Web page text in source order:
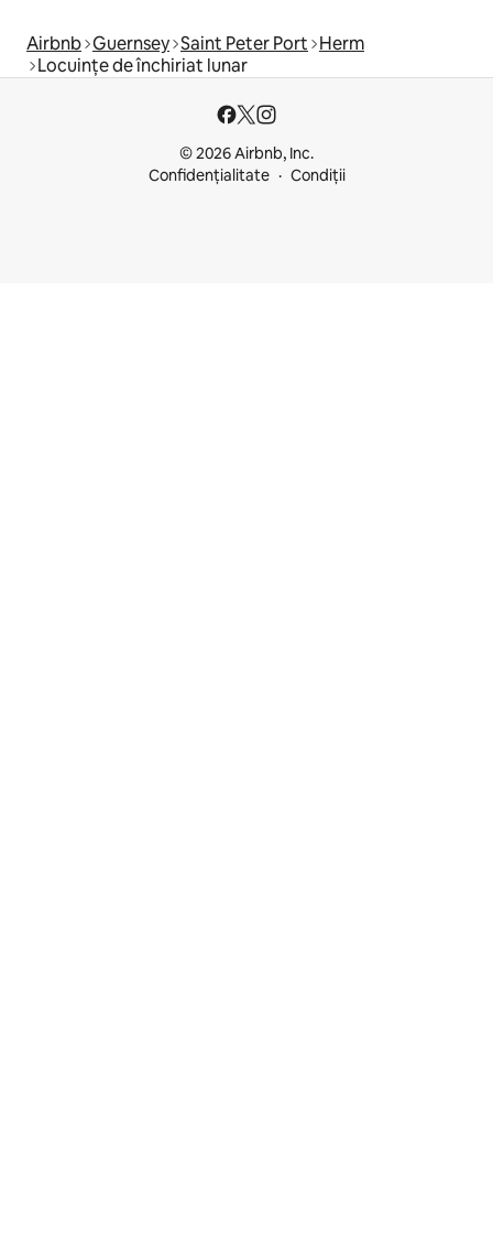
Airbnb Guernsey Saint Peter Port Herm
Locuințe de închiriat lunar
© 2026 Airbnb, Inc.
Confidențialitate
Condiții